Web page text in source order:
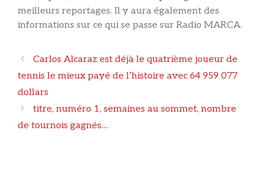
meilleurs reportages. Il y aura également des
informations sur ce qui se passe sur Radio MARCA.
Navigation
des
Carlos Alcaraz est déjà le quatrième joueur de
tennis le mieux payé de l’histoire avec 64 959 077
dollars
titre, numéro 1, semaines au sommet, nombre
de tournois gagnés…